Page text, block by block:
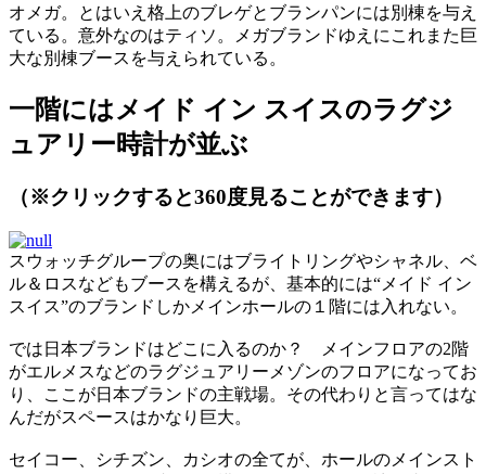
オメガ。とはいえ格上のブレゲとブランパンには別棟を与え
ている。意外なのはティソ。メガブランドゆえにこれまた巨
大な別棟ブースを与えられている。
一階にはメイド イン スイスのラグジ
ュアリー時計が並ぶ
（※クリックすると360度見ることができます）
スウォッチグループの奥にはブライトリングやシャネル、ベ
ル＆ロスなどもブースを構えるが、基本的には“メイド イン
スイス”のブランドしかメインホールの１階には入れない。
では日本ブランドはどこに入るのか？ メインフロアの2階
がエルメスなどのラグジュアリーメゾンのフロアになってお
り、ここが日本ブランドの主戦場。その代わりと言ってはな
んだがスペースはかなり巨大。
セイコー、シチズン、カシオの全てが、ホールのメインスト